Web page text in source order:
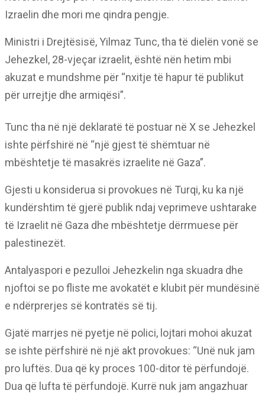
Izraelin dhe mori me qindra pengje.
Ministri i Drejtësisë, Yilmaz Tunc, tha të dielën vonë se
Jehezkel, 28-vjeçar izraelit, është nën hetim mbi
akuzat e mundshme për “nxitje të hapur të publikut
për urrejtje dhe armiqësi”.
Tunc tha në një deklaratë të postuar në X se Jehezkel
ishte përfshirë në “një gjest të shëmtuar në
mbështetje të masakrës izraelite në Gaza”.
Gjesti u konsiderua si provokues në Turqi, ku ka një
kundërshtim të gjerë publik ndaj veprimeve ushtarake
të Izraelit në Gaza dhe mbështetje dërrmuese për
palestinezët.
Antalyaspori e pezulloi Jehezkelin nga skuadra dhe
njoftoi se po fliste me avokatët e klubit për mundësinë
e ndërprerjes së kontratës së tij.
Gjatë marrjes në pyetje në polici, lojtari mohoi akuzat
se ishte përfshirë në një akt provokues: “Unë nuk jam
pro luftës. Dua që ky proces 100-ditor të përfundojë.
Dua që lufta të përfundojë. Kurrë nuk jam angazhuar